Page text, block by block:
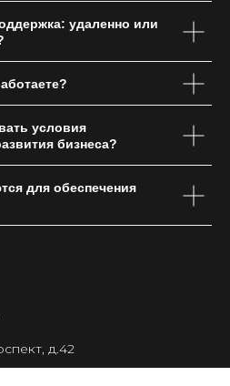
удаленно или
условия
бизнеса?
для обеспечения
д.42